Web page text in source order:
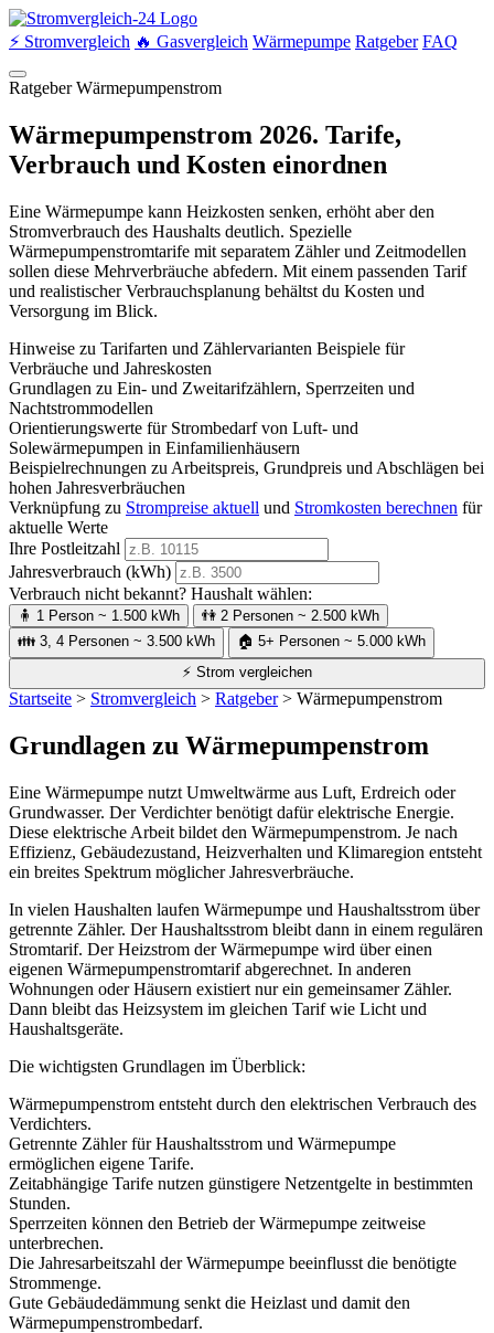
⚡ Stromvergleich 🔥 Gasvergleich Wärmepumpe Ratgeber FAQ
Ratgeber Wärmepumpenstrom
Wärmepumpenstrom 2026. Tarife,
Verbrauch und Kosten einordnen
Eine Wärmepumpe kann Heizkosten senken, erhöht aber den
Stromverbrauch des Haushalts deutlich. Spezielle
Wärmepumpenstromtarife mit separatem Zähler und Zeitmodellen
sollen diese Mehrverbräuche abfedern. Mit einem passenden Tarif
und realistischer Verbrauchsplanung behältst du Kosten und
Versorgung im Blick.
Hinweise zu Tarifarten und Zählervarianten Beispiele für
Verbräuche und Jahreskosten
Grundlagen zu Ein- und Zweitarifzählern, Sperrzeiten und
Nachtstrommodellen
Orientierungswerte für Strombedarf von Luft- und
Solewärmepumpen in Einfamilienhäusern
Beispielrechnungen zu Arbeitspreis, Grundpreis und Abschlägen bei
hohen Jahresverbräuchen
Verknüpfung zu Strompreise aktuell und Stromkosten berechnen für
aktuelle Werte
Ihre Postleitzahl
Jahresverbrauch (kWh)
Verbrauch nicht bekannt? Haushalt wählen:
🧍 1 Person ~ 1.500 kWh 👫 2 Personen ~ 2.500 kWh
👪 3, 4 Personen ~ 3.500 kWh 🏠 5+ Personen ~ 5.000 kWh
⚡ Strom vergleichen
Startseite > Stromvergleich > Ratgeber> Wärmepumpenstrom
Grundlagen zu Wärmepumpenstrom
Eine Wärmepumpe nutzt Umweltwärme aus Luft, Erdreich oder
Grundwasser. Der Verdichter benötigt dafür elektrische Energie.
Diese elektrische Arbeit bildet den Wärmepumpenstrom. Je nach
Effizienz, Gebäudezustand, Heizverhalten und Klimaregion entsteht
ein breites Spektrum möglicher Jahresverbräuche.
In vielen Haushalten laufen Wärmepumpe und Haushaltsstrom über
getrennte Zähler. Der Haushaltsstrom bleibt dann in einem regulären
Stromtarif. Der Heizstrom der Wärmepumpe wird über einen
eigenen Wärmepumpenstromtarif abgerechnet. In anderen
Wohnungen oder Häusern existiert nur ein gemeinsamer Zähler.
Dann bleibt das Heizsystem im gleichen Tarif wie Licht und
Haushaltsgeräte.
Die wichtigsten Grundlagen im Überblick:
Wärmepumpenstrom entsteht durch den elektrischen Verbrauch des
Verdichters.
Getrennte Zähler für Haushaltsstrom und Wärmepumpe
ermöglichen eigene Tarife.
Zeitabhängige Tarife nutzen günstigere Netzentgelte in bestimmten
Stunden.
Sperrzeiten können den Betrieb der Wärmepumpe zeitweise
unterbrechen.
Die Jahresarbeitszahl der Wärmepumpe beeinflusst die benötigte
Strommenge.
Gute Gebäudedämmung senkt die Heizlast und damit den
Wärmepumpenstrombedarf.